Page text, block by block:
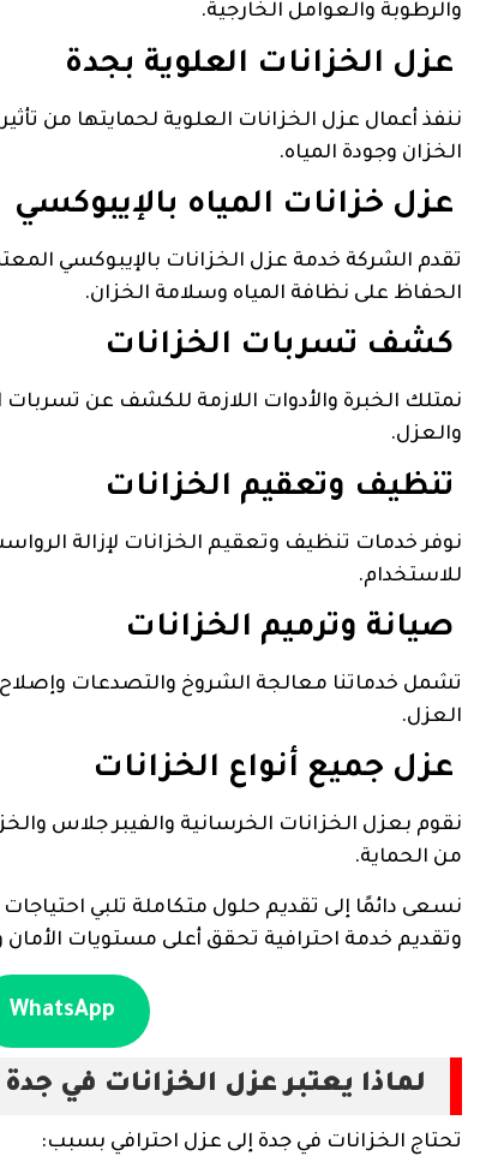
والرطوبة والعوامل الخارجية.
عزل الخزانات العلوية بجدة
ننفذ أعمال عزل الخزانات العلوية لحمايتها من
الخزان وجودة المياه.
عزل خزانات المياه بالإيبوكسي
تقدم الشركة خدمة عزل الخزانات بالإيبوكسي
الحفاظ على نظافة المياه وسلامة الخزان.
كشف تسربات الخزانات
نمتلك الخبرة والأدوات اللازمة للكشف عن
والعزل.
تنظيف وتعقيم الخزانات
نوفر خدمات تنظيف وتعقيم الخزانات لإزالة
للاستخدام.
صيانة وترميم الخزانات
تشمل خدماتنا معالجة الشروخ والتصدعات وإصلاح
العزل.
عزل جميع أنواع الخزانات
نقوم بعزل الخزانات الخرسانية والفيبر جلاس
من الحماية.
نسعى دائمًا إلى تقديم حلول متكاملة تلبي احتياجات
وتقديم خدمة احترافية تحقق أعلى مستويات الأمان
WhatsApp
لماذا يعتبر عزل الخزانات في
تحتاج الخزانات في جدة إلى عزل احترافي بسبب: